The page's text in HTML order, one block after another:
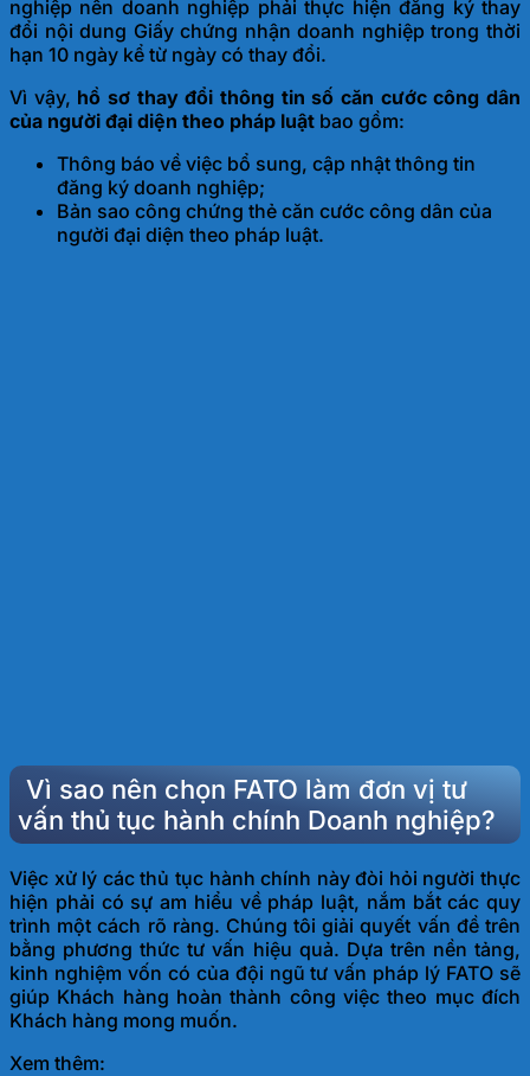
nghiệp nên doanh nghiệp phải thực hiện đăng ký thay
đổi nội dung Giấy chứng nhận doanh nghiệp trong thời
hạn 10 ngày kể từ ngày có thay đổi.
Vì vậy, hồ sơ thay đổi thông tin số căn cước công dân
của người đại diện theo pháp luật bao gồm:
Thông báo về việc bổ sung, cập nhật thông tin
đăng ký doanh nghiệp;
Bản sao công chứng thẻ căn cước công dân của
người đại diện theo pháp luật.
Vì sao nên chọn FATO làm đơn vị tư
vấn thủ tục hành chính Doanh nghiệp?
Việc xử lý các thủ tục hành chính này đòi hỏi người thực
hiện phải có sự am hiểu về pháp luật, nắm bắt các quy
trình một cách rõ ràng. Chúng tôi giải quyết vấn đề trên
bằng phương thức tư vấn hiệu quả. Dựa trên nền tảng,
kinh nghiệm vốn có của đội ngũ tư vấn pháp lý FATO sẽ
giúp Khách hàng hoàn thành công việc theo mục đích
Khách hàng mong muốn.
Xem thêm: